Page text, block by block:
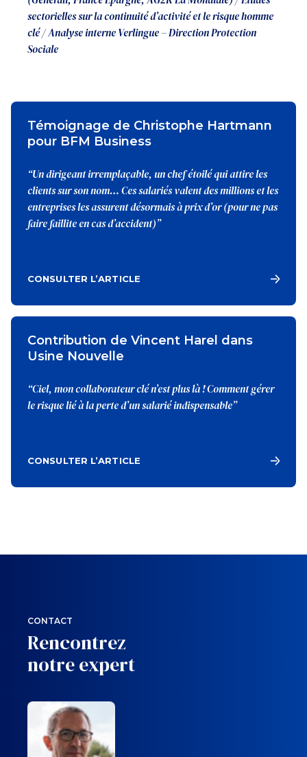
sectorielles sur la continuité d’activité et le risque homme
clé /Analyse interne Verlingue – Direction Protection
Sociale
Témoignage de Christophe Hartmann
pour BFM Business
“Un dirigeant irremplaçable, un chef étoilé qui attire les
clients sur son nom… Ces salariés valent des millions et les
entreprises les assurent désormais à prix d’or (pour ne pas
faire faillite en cas d’accident)”
CONSULTER L’ARTICLE
Contribution de Vincent Harel dans
Usine Nouvelle
“Ciel, mon collaborateur clé n’est plus là ! Comment gérer
le risque lié à la perte d’un salarié indispensable”
CONSULTER L’ARTICLE
CONTACT
Rencontrez
notre expert